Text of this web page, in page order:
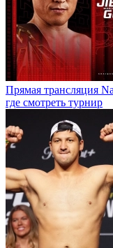
Прямая трансляция
где смотреть турнир